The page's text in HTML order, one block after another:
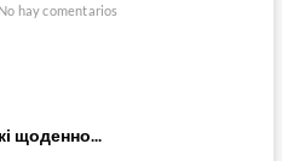
No hay comentarios
щоденно...